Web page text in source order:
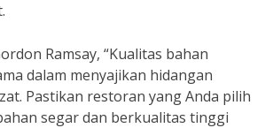
Ramsay, “Kualitas bahan
dalam menyajikan hidangan
Pastikan restoran yang Anda pilih
segar dan berkualitas tinggi